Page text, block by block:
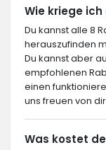
Wie kriege
Du kannst alle 8
herauszufinden
Du kannst aber
empfohlenen
einen
uns freuen von
Was kostet